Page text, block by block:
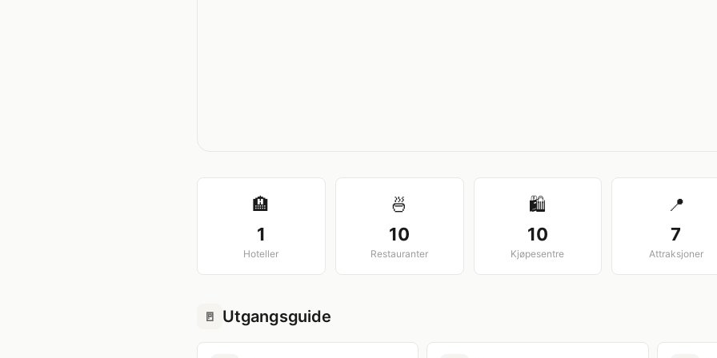
🏨
1
Hoteller
🍜
10
Restauranter
🛍️
10
Kjøpesentre
📍
7
Attraksjoner
🚪 Utgangsguide